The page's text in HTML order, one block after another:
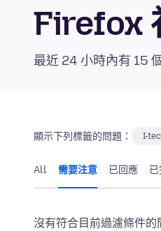
Firefox
最近 24 小時內有 15
顯示下列標籤的問題： I-
All 需要注意 已回應 已
沒有符合目前過濾條件的